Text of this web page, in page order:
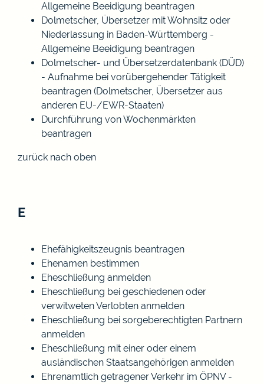
Allgemeine Beeidigung beantragen
Dolmetscher, Übersetzer mit Wohnsitz oder
Niederlassung in Baden-Württemberg -
Allgemeine Beeidigung beantragen
Dolmetscher- und Übersetzerdatenbank (DÜD)
- Aufnahme bei vorübergehender Tätigkeit
beantragen (Dolmetscher, Übersetzer aus
anderen EU-/EWR-Staaten)
Durchführung von Wochenmärkten
beantragen
zurück nach oben
E
Ehefähigkeitszeugnis beantragen
Ehenamen bestimmen
Eheschließung anmelden
Eheschließung bei geschiedenen oder
verwitweten Verlobten anmelden
Eheschließung bei sorgeberechtigten Partnern
anmelden
Eheschließung mit einer oder einem
ausländischen Staatsangehörigen anmelden
Ehrenamtlich getragener Verkehr im ÖPNV -